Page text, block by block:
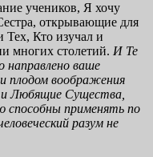
учеников, Я хочу
открывающие для
Тех, Кто изучал и
многих столетий. И Те
направлено ваше
плодом воображения
Любящие Существа,
способны применять по
разум не